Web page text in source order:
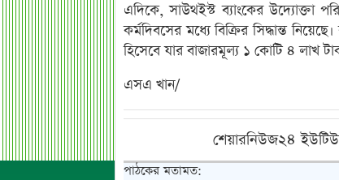
এদিকে, সাউথইস্ট ব্যাংকের উদ্যোক্তা
কর্মদিবসের মধ্যে বিক্রির সিদ্ধান্ত
হিসেবে যার বাজারমূল্য ১ কোটি ৪ লাখ
এসএ খান/
শেয়ারনিউজ২৪
পাঠকের মতামত: